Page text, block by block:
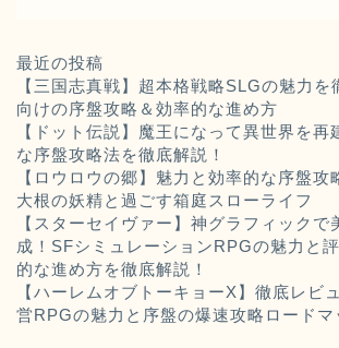
最近の投稿
【三国志真戦】超本格戦略SLGの魅力
向けの序盤攻略＆効率的な進め方
【ドット伝説】魔王になって異世界を再
な序盤攻略法を徹底解説！
【ロウロウの郷】魅力と効率的な序盤攻
大根の妖精と過ごす箱庭スローライフ
【スターセイヴァー】神グラフィックで
成！SFシミュレーションRPGの魅力と
的な進め方を徹底解説！
【ハーレムオブトーキョーX】徹底レビ
営RPGの魅力と序盤の爆速攻略ロードマ